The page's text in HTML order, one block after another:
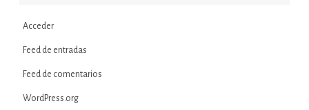
Acceder
Feed de entradas
Feed de comentarios
WordPress.org